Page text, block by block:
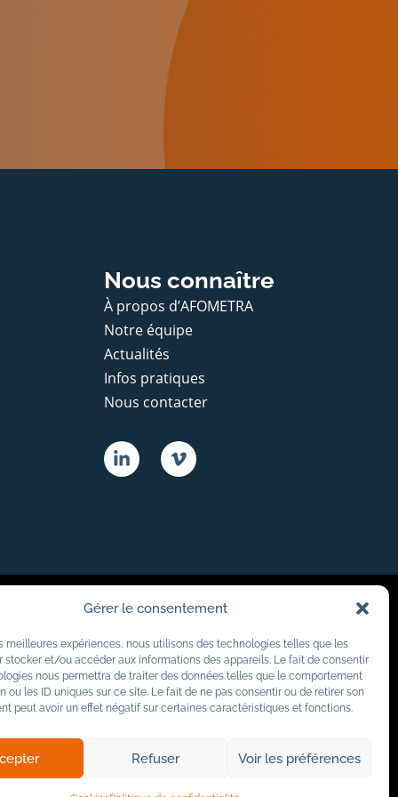
Gérer le consentement
meilleures expériences, nous utilisons des technologies telles que les
stocker et/ou accéder aux informations des appareils. Le fait de consentir
nous permettra de traiter des données telles que le comportement
ou les ID uniques sur ce site. Le fait de ne pas consentir ou de retirer son
peut avoir un effet négatif sur certaines caractéristiques et fonctions.
Refuser Voir les préférences
Nous connaître
À propos d’AFOMETRA
Notre équipe
Actualités
Infos pratiques
Nous contacter